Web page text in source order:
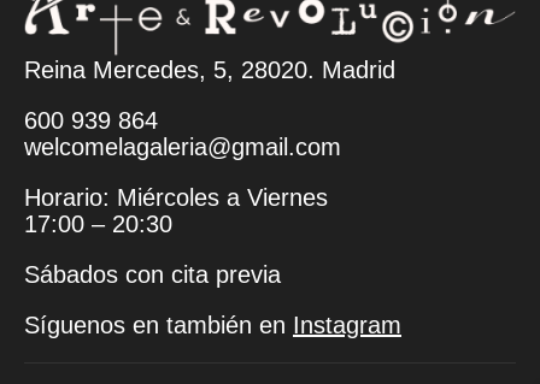
Reina Mercedes, 5, 28020. Madrid
600 939 864
welcomelagaleria@gmail.com
Horario: Miércoles a Viernes
17:00 – 20:30
Sábados con cita previa
Síguenos en también en Instagram